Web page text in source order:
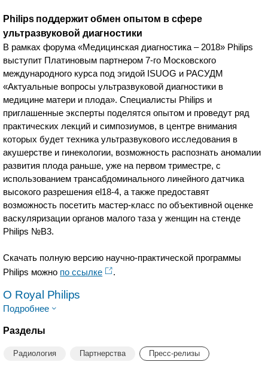
Philips поддержит обмен опытом в сфере
ультразвуковой диагностики
В рамках форума «Медицинская диагностика – 2018» Philips
выступит Платиновым партнером 7-го Московского
международного курса под эгидой ISUOG и РАСУДМ
«Актуальные вопросы ультразвуковой диагностики в
медицине матери и плода». Специалисты Philips и
приглашенные эксперты поделятся опытом и проведут ряд
практических лекций и симпозиумов, в центре внимания
которых будет техника ультразвукового исследования в
акушерстве и гинекологии, возможность распознать аномалии
развития плода раньше, уже на первом триместре, с
использованием трансабдоминального линейного датчика
высокого разрешения el18-4, а также предоставят
возможность посетить мастер-класс по объективной оценке
васкуляризации органов малого таза у женщин на стенде
Philips №В3.
Скачать полную версию научно-практической программы
Philips можно по ссылке .
O Royal Philips
Подробнее
Разделы
Радиология Партнерства Пресс-релизы